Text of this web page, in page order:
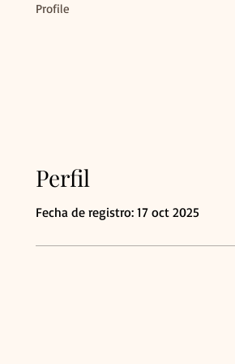
Perfil
Fecha de registro: 17 oct 2025
Profile